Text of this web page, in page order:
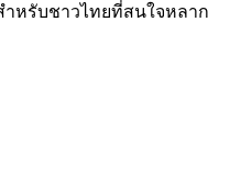
หรับชาวไทยที่สนใจหลาก